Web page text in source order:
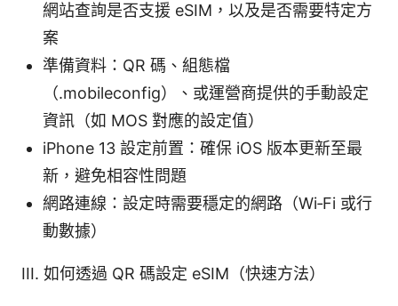
網站查詢是否支援 eSIM，以及是否需要特定方
案
準備資料：QR 碼、組態檔
（.mobileconfig）、或運營商提供的手動設定
資訊（如 MOS 對應的設定值）
iPhone 13 設定前置：確保 iOS 版本更新至最
新，避免相容性問題
網路連線：設定時需要穩定的網路（Wi‑Fi 或行
動數據）
III. 如何透過 QR 碼設定 eSIM（快速方法）